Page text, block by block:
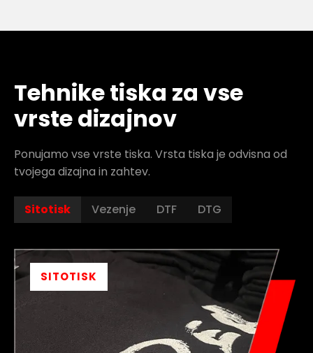
Tehnike tiska za vse
vrste dizajnov
Ponujamo vse vrste tiska. Vrsta tiska je odvisna od
tvojega dizajna in zahtev.
Sitotisk Vezenje DTF DTG
SITOTISK